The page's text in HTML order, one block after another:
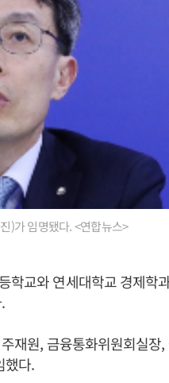
)가 임명됐다. <연합뉴스>
학교와 연세대학교 경제학
재원, 금융통화위원회실장
했다.